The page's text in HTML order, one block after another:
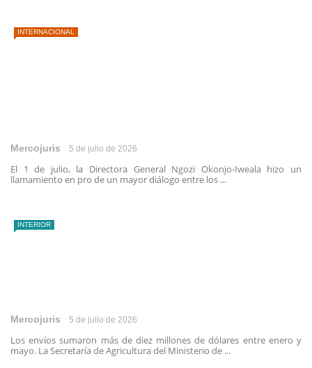
INTERNACIONAL
Mercojuris 5 de julio de 2026
El 1 de julio, la Directora General Ngozi Okonjo-Iweala hizo un
llamamiento en pro de un mayor diálogo entre los ...
INTERIOR
Mercojuris 5 de julio de 2026
Los envíos sumaron más de diez millones de dólares entre enero y
mayo. La Secretaría de Agricultura del Ministerio de ...